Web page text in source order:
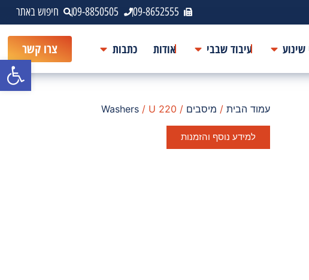
09-8652555
09-8850505 חיפוש באתר
שינוע עיבוד שבבי אודות כתבות צרו קשר
עמוד הבית/ מיסבים /
Washers / U 220
למידע נוסף והזמנות
פתח